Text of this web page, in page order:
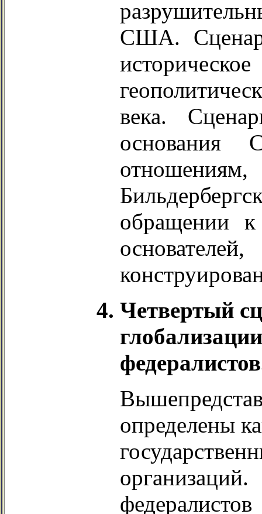
США.
века.
основания
обращении к
Четвертый
определены